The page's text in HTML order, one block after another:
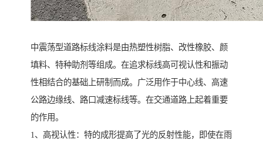
中震荡型道路标线涂料是由热塑性树脂、改性橡胶、颜
填料、特种助剂等组成。在追求标线高可视认性和振动
性相结合的基础上研制而成。广泛用作于中心线、高速
公路边缘线、路口减速标线等。在交通道路上起着重要
的作用。
1、高视认性：特的成形提高了光的反射性能，即使在雨